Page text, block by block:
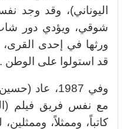
اليوناني)، وقد وجد
شوقي، ويؤدي دور
ورثها في إحدى
قد استولوا على الوطن .
وفي 1987،
مع نفس فريق فيلم
كاتباً، وممثلاً،